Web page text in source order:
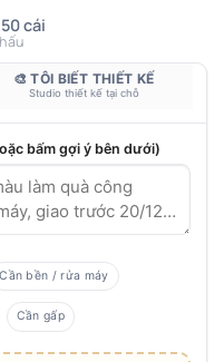
cái
🎨 TÔI BIẾT THIẾT KẾ
Studio thiết kế tại chỗ
bấm gợi ý bên dưới)
Cần bền / rửa máy
Cần gấp